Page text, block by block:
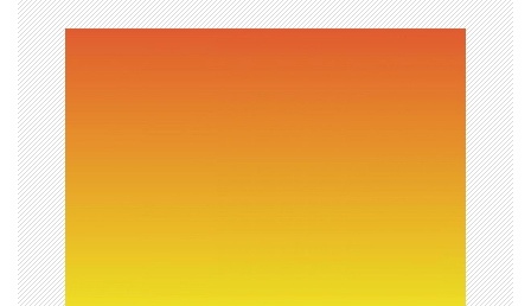
ー
シ
ョ
ン